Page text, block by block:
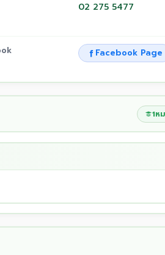
02 275 5477
Facebook Page
1ห